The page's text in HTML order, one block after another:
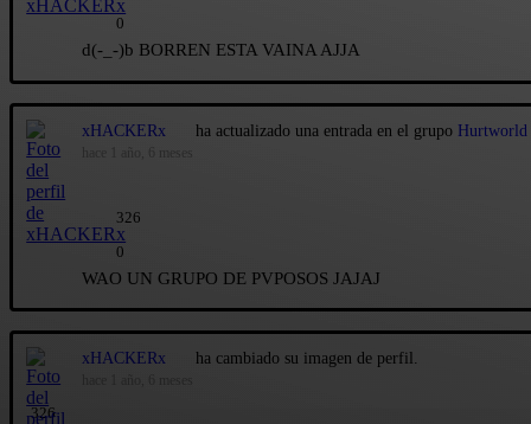
0
d(-_-)b BORREN ESTA VAINA AJJA
xHACKERx ha actualizado una entrada en el grupo Hurtworld
hace 1 año, 6 meses
326
0
WAO UN GRUPO DE PVPOSOS JAJAJ
xHACKERx ha cambiado su imagen de perfil.
326